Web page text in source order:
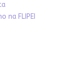
na FLIPEI